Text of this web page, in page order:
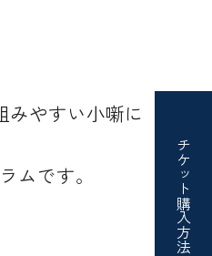
チケット
購入方法
やすい小噺に
ムです。